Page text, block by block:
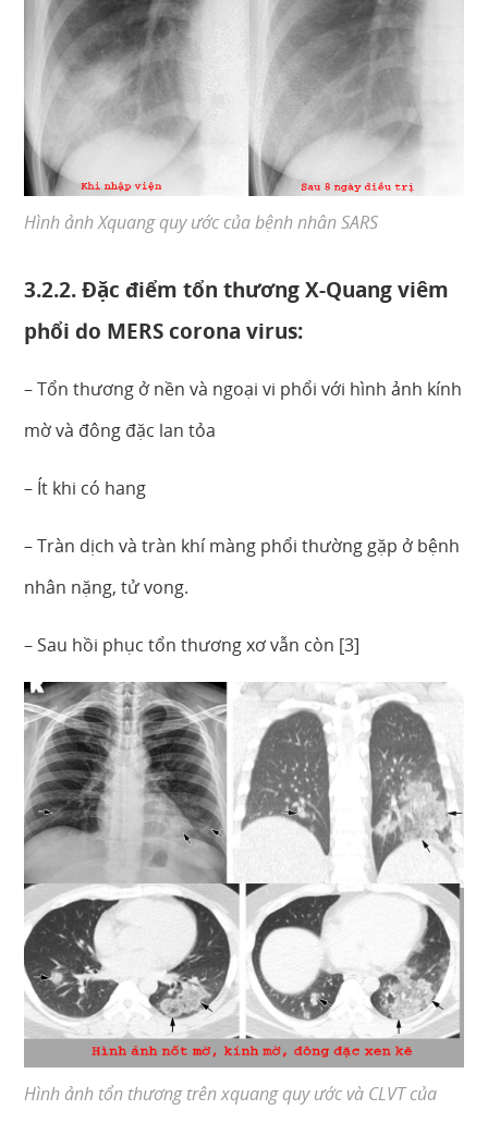
Hình ảnh Xquang quy ước của bệnh nhân SARS
3.2.2. Đặc điểm tổn thương X-Quang viêm
phổi do MERS corona virus:
– Tổn thương ở nền và ngoại vi phổi với hình ảnh kính
mờ và đông đặc lan tỏa
– Ít khi có hang
– Tràn dịch và tràn khí màng phổi thường gặp ở bệnh
nhân nặng, tử vong.
– Sau hồi phục tổn thương xơ vẫn còn [3]
Hình ảnh tổn thương trên xquang quy ước và CLVT của